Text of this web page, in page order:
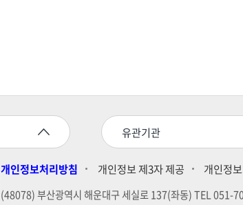
유관기관
개인정보처리방침 개인정보 제3자 제공 개인정
(48078) 부산광역시 해운대구 세실로 137(좌동) TEL 051-